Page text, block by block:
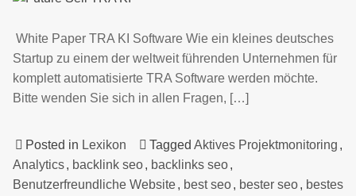
White Paper TRA KI Software Wie ein kleines deutsches
Startup zu einem der weltweit führenden Unternehmen für
komplett automatisierte TRA Software werden möchte.
Bitte wenden Sie sich in allen Fragen, […]
Posted in Lexikon Tagged Aktives Projektmonitoring ,
Analytics, backlink seo, backlinks seo,
Benutzerfreundliche Website, best seo, bester seo, bestes